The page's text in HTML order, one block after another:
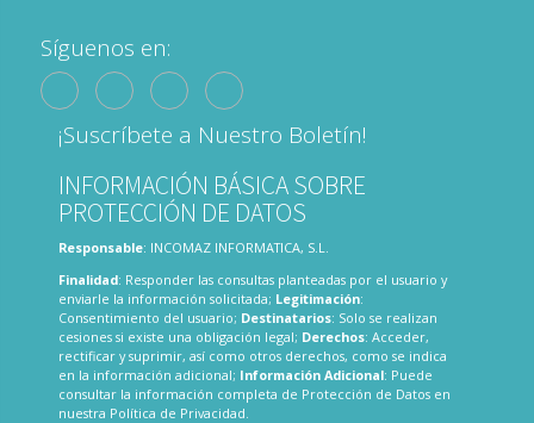
Síguenos en:
¡Suscríbete a Nuestro Boletín!
INFORMACIÓN BÁSICA SOBRE
PROTECCIÓN DE DATOS
Responsable: INCOMAZ INFORMATICA, S.L.
Finalidad: Responder las consultas planteadas por el usuario y
enviarle la información solicitada; Legitimación:
Consentimiento del usuario; Destinatarios: Solo se realizan
cesiones si existe una obligación legal; Derechos: Acceder,
rectificar y suprimir, así como otros derechos, como se indica
en la información adicional; Información Adicional: Puede
consultar la información completa de Protección de Datos en
nuestra Política de Privacidad